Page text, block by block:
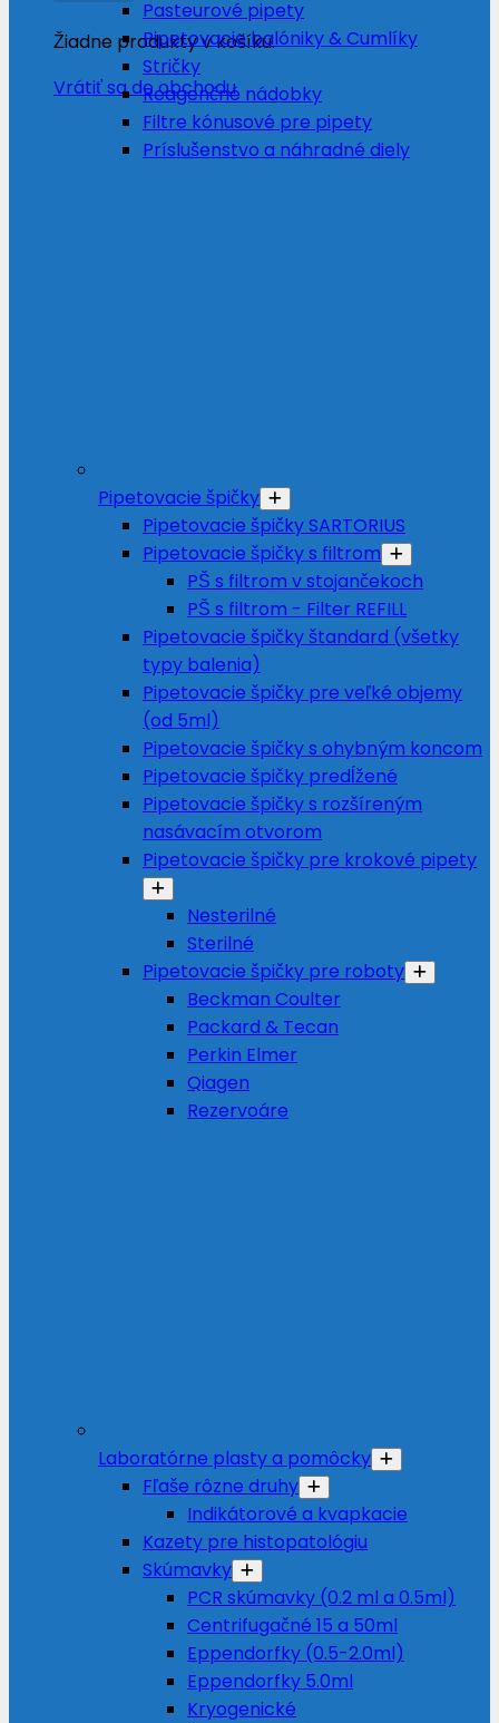
Žiadne produkty v košíku.
Vrátiť sa do obchodu
Pasteurové pipety
Pipetovacie balóniky & Cumlíky
Stričky
Reagenčné nádobky
Filtre kónusové pre pipety
Príslušenstvo a náhradné diely
Pipetovacie špičky
Pipetovacie špičky SARTORIUS
Pipetovacie špičky s filtrom
PŠ s filtrom v stojančekoch
PŠ s filtrom - Filter REFILL
Pipetovacie špičky štandard (všetky
typy balenia)
Pipetovacie špičky pre veľké objemy
(od 5ml)
Pipetovacie špičky s ohybným koncom
Pipetovacie špičky predĺžené
Pipetovacie špičky s rozšíreným
nasávacím otvorom
Pipetovacie špičky pre krokové pipety
Nesterilné
Sterilné
Pipetovacie špičky pre roboty
Beckman Coulter
Packard & Tecan
Perkin Elmer
Qiagen
Rezervoáre
Laboratórne plasty a pomôcky
Fľaše rôzne druhy
Indikátorové a kvapkacie
Kazety pre histopatológiu
Skúmavky
PCR skúmavky (0.2 ml a 0.5ml)
Centrifugačné 15 a 50ml
Eppendorfky (0.5-2.0ml)
Eppendorfky 5.0ml
Kryogenické